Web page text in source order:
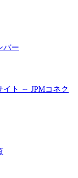
バー
ト ～ JPMコネク